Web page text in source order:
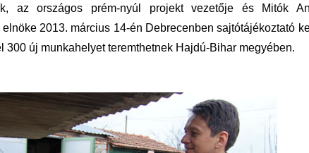
az országos prém-nyúl projekt vezetője és Mitók
2013. március 14-én Debrecenben sajtótájékoztató
új munkahelyet teremthetnek Hajdú-Bihar megyében.